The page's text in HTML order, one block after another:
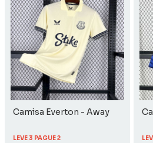
Camisa Everton - Away
LEVE 3 PAGUE 2